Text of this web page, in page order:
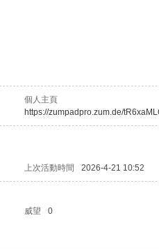
個人主頁
https://zumpadpro.zum.de/
上次活動時間 2026-4-21 10:52
威望 0